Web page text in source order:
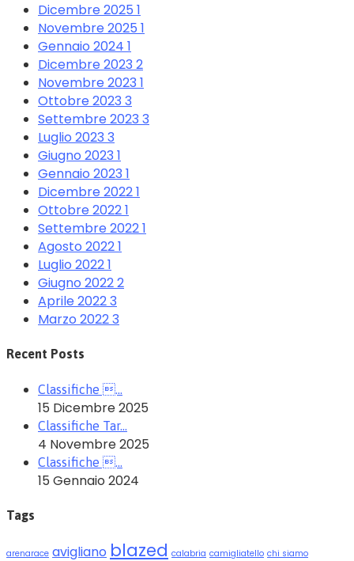
Dicembre 2025 1
Novembre 2025 1
Gennaio 2024 1
Dicembre 2023 2
Novembre 2023 1
Ottobre 2023 3
Settembre 2023 3
Luglio 2023 3
Giugno 2023 1
Gennaio 2023 1
Dicembre 20221
Ottobre 20221
Settembre 20221
Agosto 20221
Luglio 20221
Giugno 20222
Aprile 20223
Marzo 20223
Recent Posts
Classifiche …
15 Dicembre 2025
Classifiche Tar…
4 Novembre 2025
Classifiche …
15 Gennaio 2024
Tags
arenarace avigliano blazed calabria camigliatello chi siamo